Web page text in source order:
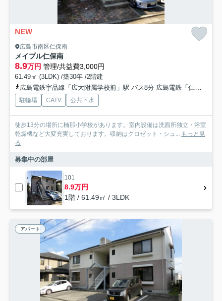
NEW
広島市南区仁保南
メイプル仁保南
8.9万円 管理/共益費3,000円
61.49㎡ (3LDK) /築30年 /2階建
広島電鉄宇品線「広大附属学校前」駅 バス8分 広島電鉄「仁保沖町」 停歩16分
駐輪場 CATV 公共下水
徒歩13分の場所に楠那小学校があります。室内設備は洗面所独立・浴室
乾燥機など大変充実しております。収納はクロゼット・シュ...
もっと見
る
募集中の部屋
101
8.9万円
1階 / 61.49㎡ / 3LDK
アパート